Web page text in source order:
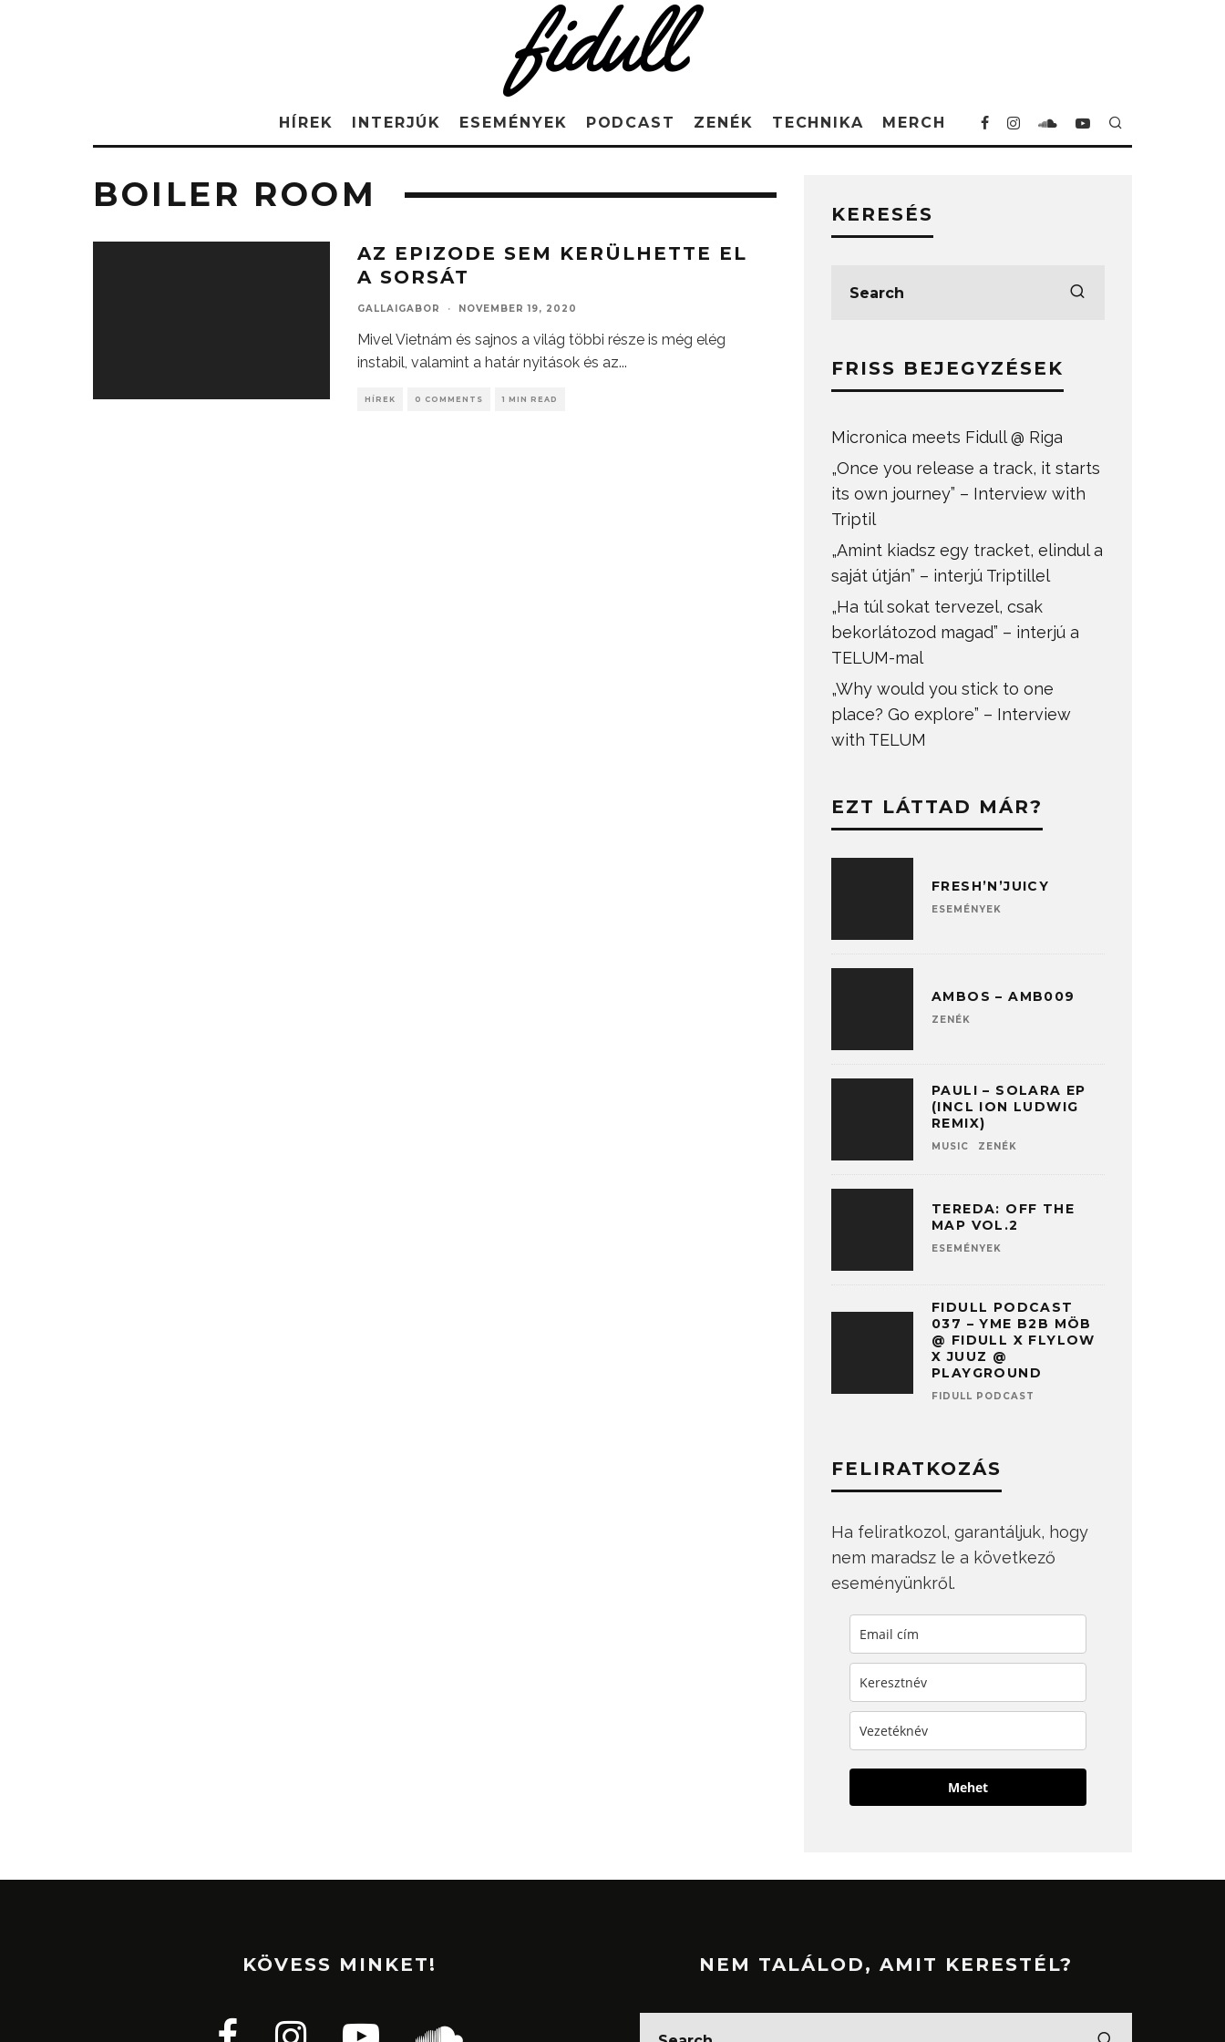
HÍREK INTERJÚK ESEMÉNYEK PODCAST ZENÉK TECHNIKA MERCH
BOILER ROOM
AZ EPIZODE SEM KERÜLHETTE EL
A SORSÁT
GALLAIGABOR · NOVEMBER 19, 2020
Mivel Vietnám és sajnos a világ többi része is még elég
instabil, valamint a határ nyitások és az...
HÍREK 0 COMMENTS 1 MIN READ
KERESÉS
FRISS BEJEGYZÉSEK
Micronica meets Fidull @ Riga
„Once you release a track, it starts
its own journey” – Interview with
Triptil
„Amint kiadsz egy tracket, elindul a
saját útján” – interjú Triptillel
„Ha túl sokat tervezel, csak
bekorlátozod magad” – interjú a
TELUM-mal
„Why would you stick to one
place? Go explore” – Interview
with TELUM
EZT LÁTTAD MÁR?
FRESH’N’JUICY
ESEMÉNYEK
AMBOS – AMB009
ZENÉK
PAULI – SOLARA EP
(INCL ION LUDWIG
REMIX)
MUSIC ZENÉK
TEREDA: OFF THE
MAP VOL.2
ESEMÉNYEK
FIDULL PODCAST
037 – YME B2B MÖB
@ FIDULL X FLYLOW
X JUUZ @
PLAYGROUND
FIDULL PODCAST
FELIRATKOZÁS
Ha feliratkozol, garantáljuk, hogy
nem maradsz le a következő
eseményünkről.
Mehet
KÖVESS MINKET! NEM TALÁLOD, AMIT KERESTÉL?